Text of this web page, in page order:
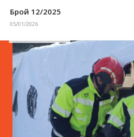
Брой 12/2025
05/01/2026